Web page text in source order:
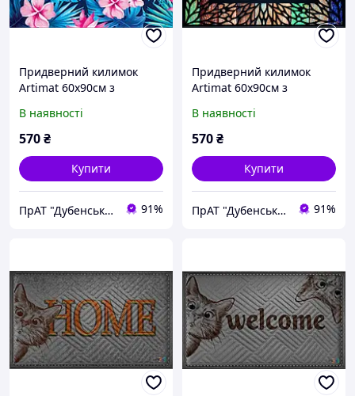
Придверний килимок
Artimat 60х90см з
основі К-603-22-1
В наявності
570₴
Купити
ПрАТ "Дубенський завод ГТВ" 91%
Придверний килимок
Artimat 60х90см з
основі К-603-24
В наявності
570₴
Купити
ПрАТ "Дубенський завод ГТВ" 91%